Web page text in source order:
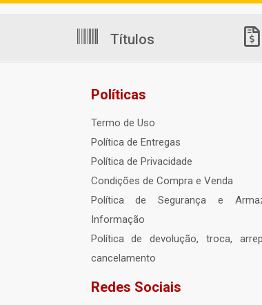
Títulos
Políticas
Termo de Uso
Política de Entregas
Política de Privacidade
Condições de Compra e Venda
Política de Segurança e
Informação
Política de devolução, troca,
cancelamento
Redes Sociais